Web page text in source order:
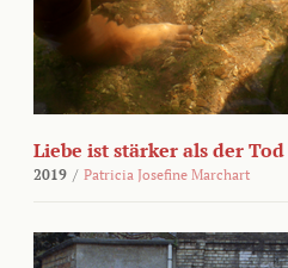
Liebe ist stärker als der Tod
2019 / Patricia Josefine Marchart